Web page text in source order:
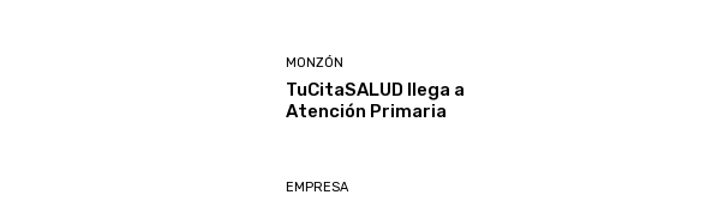
MONZÓN
TuCitaSALUD llega a
Atención Primaria
EMPRESA